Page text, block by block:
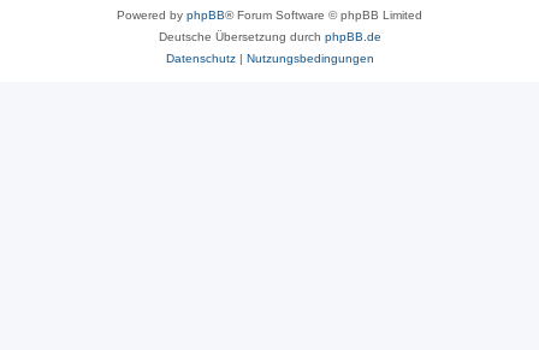
Powered by phpBB® Forum Software © phpBB Limited
Deutsche Übersetzung durch phpBB.de
Datenschutz| Nutzungsbedingungen